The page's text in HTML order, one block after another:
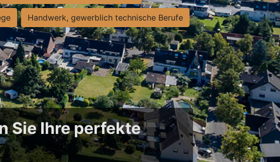
Handwerk, gewerblich technische Berufe
Sie Ihre perfekte